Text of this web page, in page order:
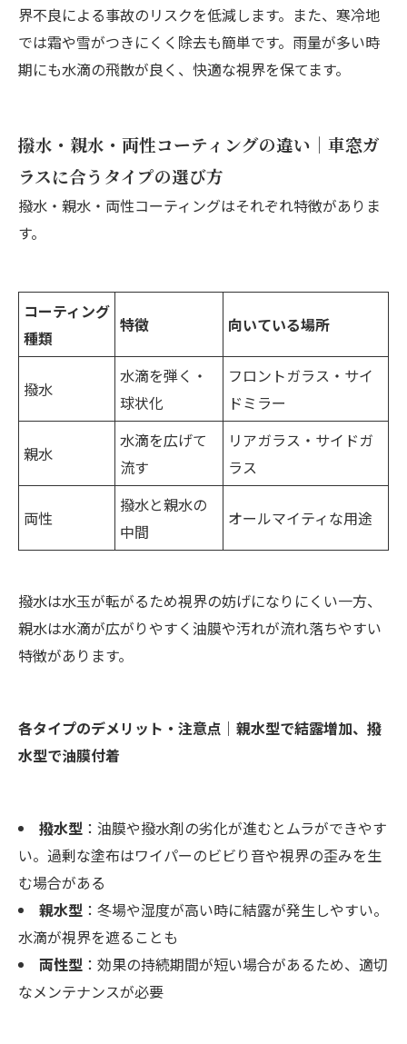
界不良による事故のリスクを低減します。また、寒冷地
では霜や雪がつきにくく除去も簡単です。雨量が多い時
期にも水滴の飛散が良く、快適な視界を保てます。
撥水・親水・両性コーティングの違い｜車窓ガ
ラスに合うタイプの選び方
撥水・親水・両性コーティングはそれぞれ特徴がありま
す。
コーティング
種類
特徴 向いている場所
撥水
水滴を弾く・
球状化
フロントガラス・サイ
ドミラー
親水
水滴を広げて
流す
リアガラス・サイドガ
ラス
両性
撥水と親水の
中間
オールマイティな用途
撥水は水玉が転がるため視界の妨げになりにくい一方、
親水は水滴が広がりやすく油膜や汚れが流れ落ちやすい
特徴があります。
各タイプのデメリット・注意点｜親水型で結露増加、撥
水型で油膜付着
撥水型：油膜や撥水剤の劣化が進むとムラができやす
い。過剰な塗布はワイパーのビビり音や視界の歪みを生
む場合がある
親水型：冬場や湿度が高い時に結露が発生しやすい。
水滴が視界を遮ることも
両性型：効果の持続期間が短い場合があるため、適切
なメンテナンスが必要